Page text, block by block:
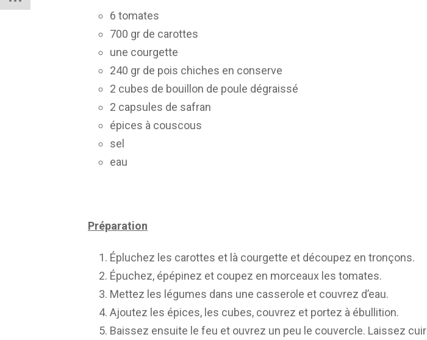
6 tomates
700 gr de carottes
une courgette
240 gr de pois chiches en conserve
2 cubes de bouillon de poule dégraissé
2 capsules de safran
épices à couscous
sel
eau
Préparation
Épluchez les carottes et là courgette et découpez en tronçons.
Épuchez, épépinez et coupez en morceaux les tomates.
Mettez les légumes dans une casserole et couvrez d’eau.
Ajoutez les épices, les cubes, couvrez et portez à ébullition.
Baissez ensuite le feu et ouvrez un peu le couvercle. Laissez